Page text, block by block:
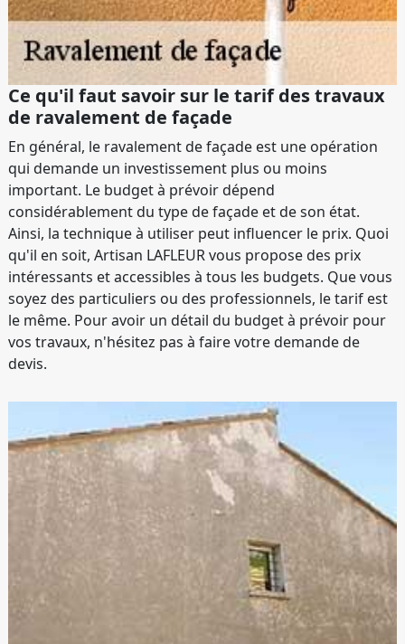
Ce qu'il faut savoir sur le tarif des travaux
de ravalement de façade
En général, le ravalement de façade est une opération
qui demande un investissement plus ou moins
important. Le budget à prévoir dépend
considérablement du type de façade et de son état.
Ainsi, la technique à utiliser peut influencer le prix. Quoi
qu'il en soit, Artisan LAFLEUR vous propose des prix
intéressants et accessibles à tous les budgets. Que vous
soyez des particuliers ou des professionnels, le tarif est
le même. Pour avoir un détail du budget à prévoir pour
vos travaux, n'hésitez pas à faire votre demande de
devis.